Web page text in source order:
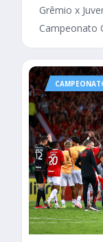
Grêmio x
Campeonato